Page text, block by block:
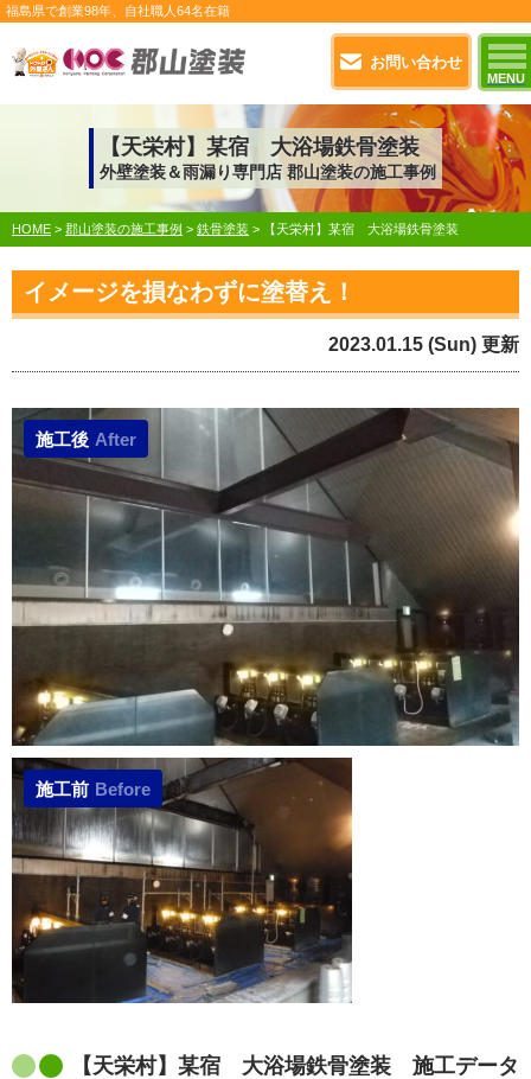
お問い合わせ
MENU
福島県で創業98年 、自社職人 64名在籍
【天栄村】某宿 大浴場鉄骨塗装
外壁塗装＆雨漏り専門店 郡山塗装の施工事例
HOME > 郡山塗装の施工事例 > 鉄骨塗装 > 【天栄村】某宿 大浴場鉄骨塗装
イメージを損なわずに塗替え！
2023.01.15 (Sun) 更新
施工後 After
施工前 Before
【天栄村】某宿 大浴場鉄骨塗装 施工データ